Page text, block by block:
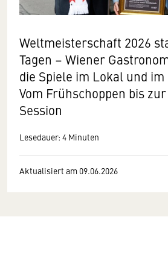
Weltmeisterschaft 2026
Tagen – Wiener
die Spiele im Lokal und
Vom Frühschoppen bis
Session
Lesedauer: 4 Minuten
Aktualisiert am 09.06.2026